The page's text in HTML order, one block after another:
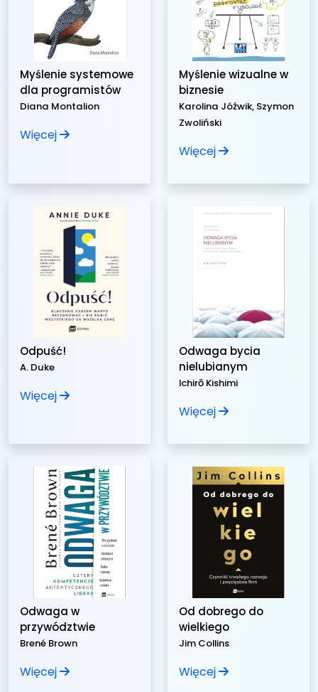
Myślenie systemowe
dla programistów
Diana Montalion
Więcej
Myślenie wizualne w
biznesie
Karolina Jóźwik, Szymon
Zwoliński
Więcej
Odpuść!
A. Duke
Więcej
Odwaga bycia
nielubianym
Ichirō Kishimi
Więcej
Odwaga w
przywództwie
Brené Brown
Więcej
Od dobrego do
wielkiego
Jim Collins
Więcej